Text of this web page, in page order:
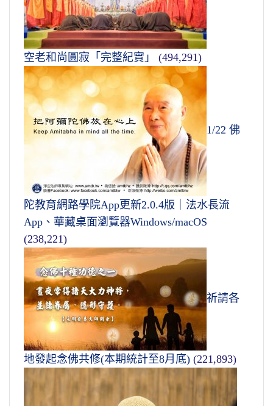
空老和尚圓寂「完整紀實」 (494,291)
1/22 佛
陀教育網路學院App更新2.0.4版｜法水長流
App、華藏桌面瀏覽器Windows/macOS
(238,221)
祈請各
地發起念佛共修(本期統計至8月底) (221,893)